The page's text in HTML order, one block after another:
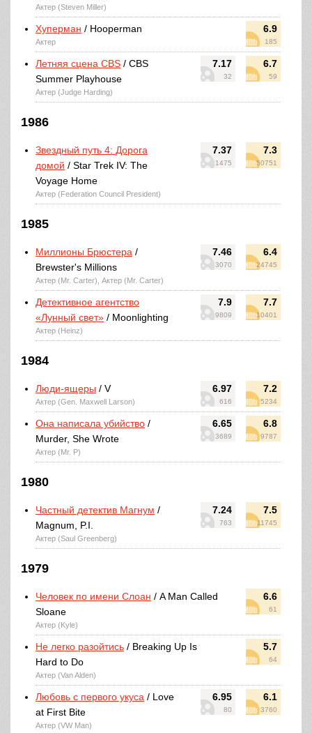
Актер (Steven Miller)
6.9
185
Хуперман / Hooperman
Актер
7.17
32
6.7
59
Летняя сцена CBS / CBS
Summer Playhouse
Актер (Judge Harding)
1986
7.37
1475
7.3
50751
Звездный путь 4: Дорога
домой / Star Trek IV: The
Voyage Home
Актер (Federation Council President)
1985
7.46
3070
6.4
24745
Миллионы Брюстера /
Brewster's Millions
Актер (Mr. Carter), Актер (Mr. Carter)
7.9
9809
7.7
10401
Детективное агентство
«Лунный свет» / Moonlighting
Актер (Heinz)
1984
6.97
616
7.2
5234
Люди-ящеры / V
Актер (Gen. Maxwell Larson)
6.65
3689
6.8
9787
Она написала убийство /
Murder, She Wrote
Актер (Mr. P)
1980
7.24
763
7.5
11745
Частный детектив Магнум /
Magnum, P.I.
Актер (Saul Greenberg)
1979
6.6
61
Человек по имени Слоан / A Man Called
Sloane
Актер (Kyle)
5.7
64
Не легко разойтись / Breaking Up Is
Hard to Do
Актер (Van Alden)
6.95
80
6.1
3760
Любовь с первого укуса / Love
at First Bite
Актер (VW Man)